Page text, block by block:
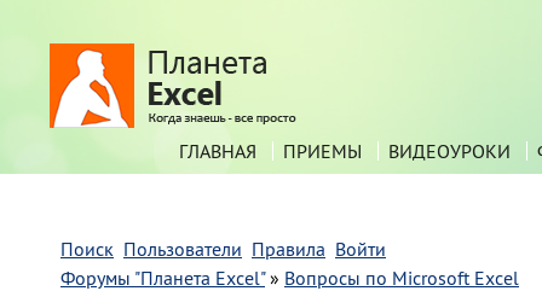
ГЛАВНАЯ ПРИЕМЫ ВИДЕОУРОКИ
Поиск Пользователи Правила Войти
Форумы "Планета Excel" » Вопросы по Microsoft Excel